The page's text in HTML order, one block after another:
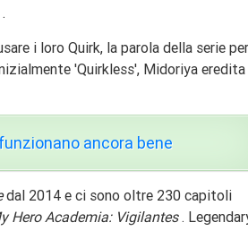
.
i loro Quirk, la parola della serie
'Quirkless', Midoriya
ancora bene
dal 2014 e ci sono oltre 230 capitoli
Hero Academia: Vigilantes.